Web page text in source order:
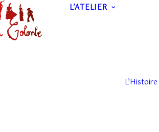
L’ATELIER
L’Histoire